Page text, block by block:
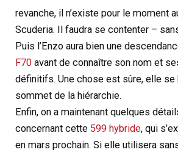
revanche, il n’existe pour le moment
Scuderia. Il faudra se contenter –
Puis l’Enzo aura bien une
F70 avant de connaître son nom et
définitifs. Une chose est sûre, elle se
sommet de la hiérarchie.
Enfin, on a maintenant quelques
concernant cette 599 hybride, qui
en mars prochain. Si elle utilisera